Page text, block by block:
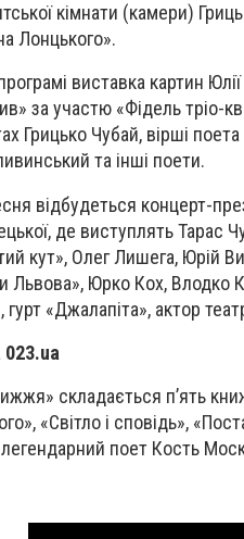
кімнати (камери)
Лонцького».
виставка картин
за участю «Фідель тріо-
Грицько Чубай, вірші
та інші поети.
відбудеться концерт-
де виступлять Тарас
кут», Олег Лишега, Юрій
Львова», Юрко Кох, Влодко
гурт «Джалапіта», актор
023.ua
складається п’ять
«Світло і сповідь»,
поет Кость